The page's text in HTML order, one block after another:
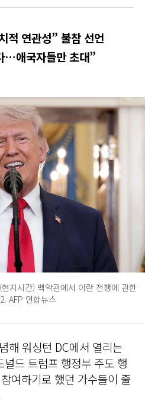
적 연관성” 불참 선언
…애국자들만 초대”
지시간) 백악관에서 이란 전쟁에 관한
AFP 연합뉴스
해 워싱턴 DC에서 열리는
널드 트럼프 행정부 주도 행
여하기로 했던 가수들이 줄